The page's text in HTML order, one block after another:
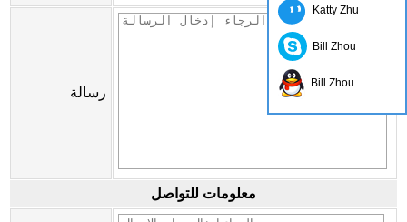
رسالة
معلومات للتواصل
Katty Zhu
Bill Zhou
Bill Zhou